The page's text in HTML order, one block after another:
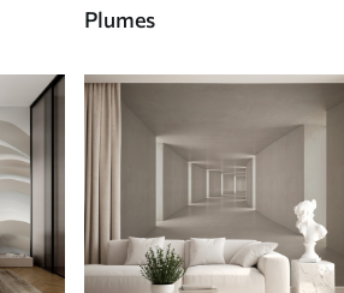
Plumes